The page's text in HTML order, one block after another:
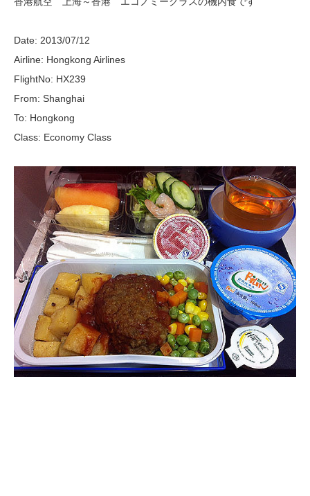
Date: 2013/07/12
Airline: Hongkong Airlines
FlightNo: HX239
From: Shanghai
To: Hongkong
Class: Economy Class